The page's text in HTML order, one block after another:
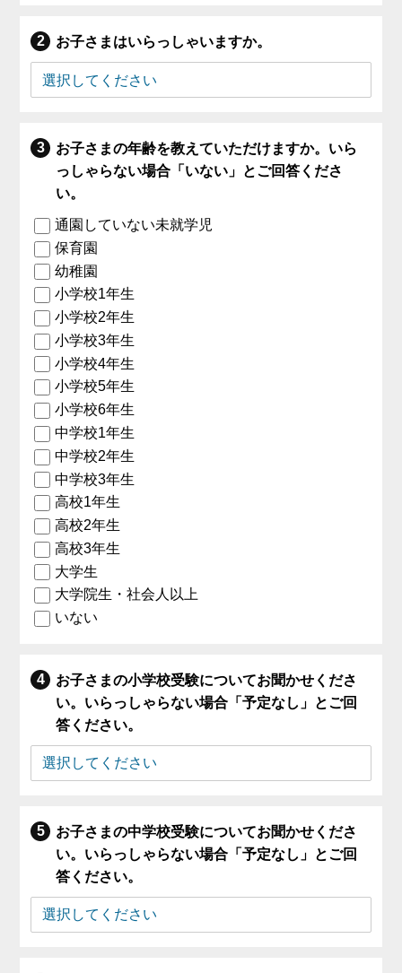
お子さまはいらっしゃいますか。
お子さまの年齢を教えていただけますか。いら
っしゃらない場合「いない」とご回答くださ
い。
通園していない未就学児
保育園
幼稚園
小学校1年生
小学校2年生
小学校3年生
小学校4年生
小学校5年生
小学校6年生
中学校1年生
中学校2年生
中学校3年生
高校1年生
高校2年生
高校3年生
大学生
大学院生・社会人以上
いない
お子さまの小学校受験についてお聞かせくださ
い。いらっしゃらない場合「予定なし」とご回
答ください。
お子さまの中学校受験についてお聞かせくださ
い。いらっしゃらない場合「予定なし」とご回
答ください。